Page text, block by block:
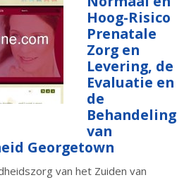
Hoog-Risico
Prenatale
Zorg en
Levering, de
Evaluatie en
de
Behandeling
van
Georgetown
van het Zuiden van